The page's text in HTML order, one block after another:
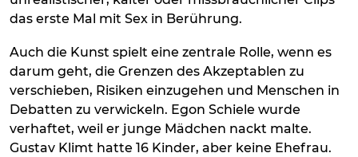
das erste Mal mit Sex in Berührung.
Auch die Kunst spielt eine zentrale Rolle, wenn es
darum geht, die Grenzen des Akzeptablen zu
verschieben, Risiken einzugehen und Menschen in
Debatten zu verwickeln. Egon Schiele wurde
verhaftet, weil er junge Mädchen nackt malte.
Gustav Klimt hatte 16 Kinder, aber keine Ehefrau.